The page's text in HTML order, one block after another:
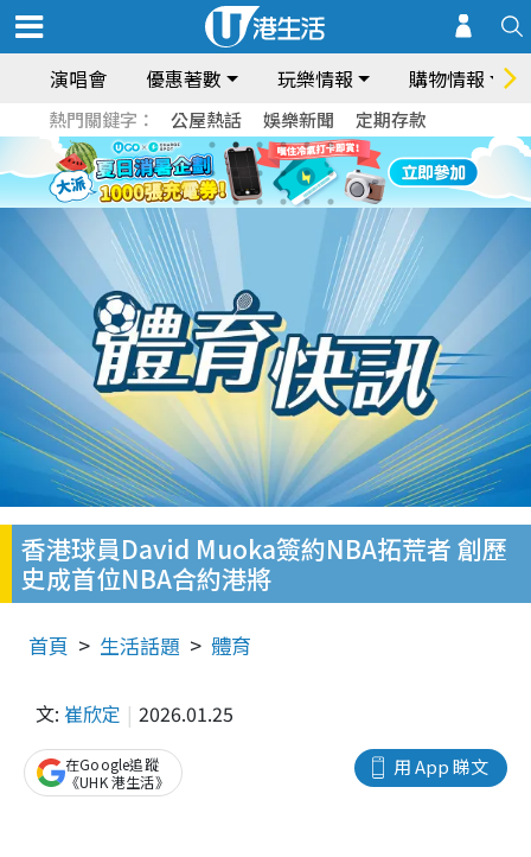
演唱會 優惠著數 玩樂情報 購物情報
熱門關鍵字： 公屋熱話 娛樂新聞 定期存款
香港球員David Muoka簽約NBA拓荒者 創歷
史成首位NBA合約港將
首頁 生活話題 體育
文: 崔欣定 2026.01.25
用 App 睇文
在Google追蹤
《UHK 港生活》